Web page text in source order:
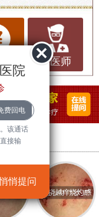
由人乳头瘤病毒
平坦、颜色与
疣多见于青少
前臂等暴露部
或瘙痒，但其外
影响自信心和社
接触感染者的皮
等）传播。由
的情况下可能会
法多种多样，
问医师
院
该通话
接输
悄提问